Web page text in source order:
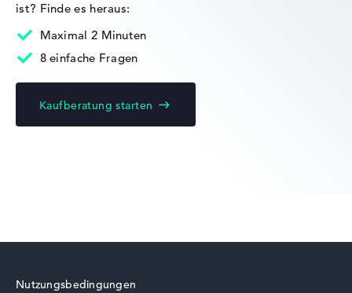
Lenovo Yoga
ist? Finde es heraus:
Maximal 2 Minuten
8 einfache Fragen
Kaufberatung starten
Nutzungsbedingungen